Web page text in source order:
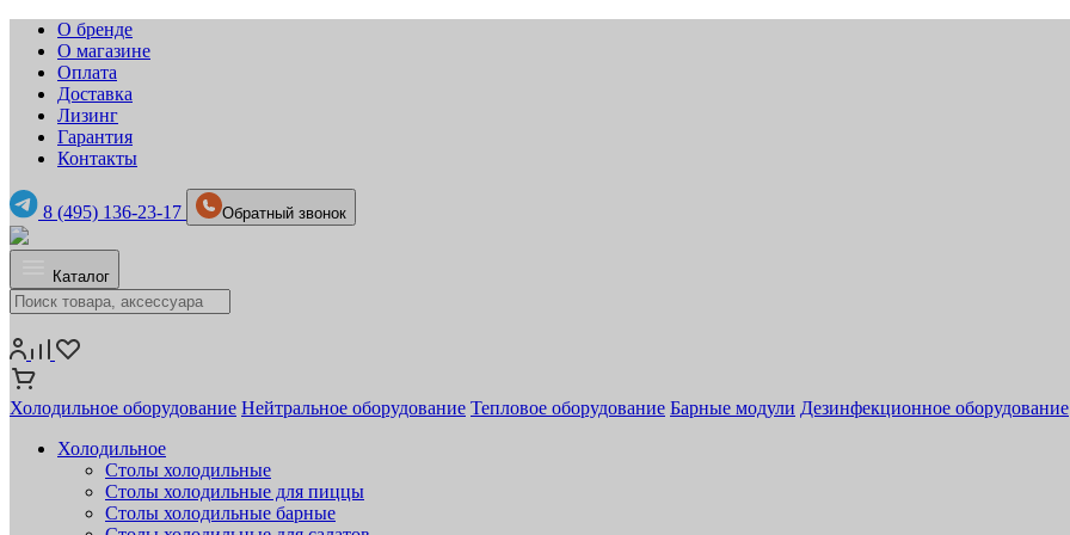
О бренде
О магазине
Оплата
Доставка
Лизинг
Гарантия
Контакты
8 (495) 136-23-17 Обратный звонок
Каталог
Холодильное оборудование Нейтральное оборудование Тепловое оборудование Барные модули Дезинфекционное оборудование
Холодильное
Столы холодильные
Столы холодильные для пиццы
Столы холодильные барные